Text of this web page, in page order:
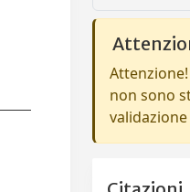
non sono